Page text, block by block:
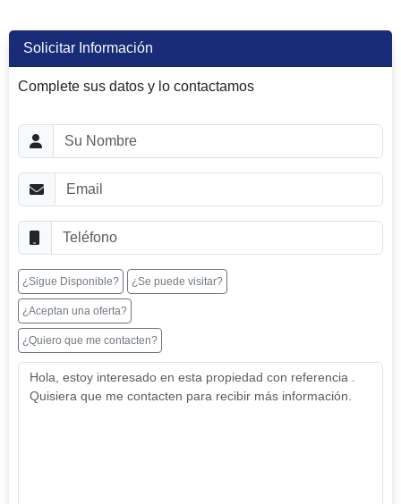
Solicitar Información
Complete sus datos y lo contactamos
¿Sigue Disponible? ¿Se puede visitar?
¿Aceptan una oferta?
¿Quiero que me contacten?